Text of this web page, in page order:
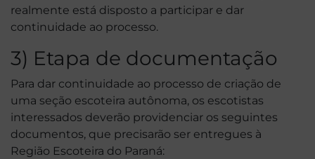
realmente está disposto a participar e dar
continuidade ao processo.
3) Etapa de documentação
Para dar continuidade ao processo de criação de
uma seção escoteira autônoma, os escotistas
interessados deverão providenciar os seguintes
documentos, que precisarão ser entregues à
Região Escoteira do Paraná: